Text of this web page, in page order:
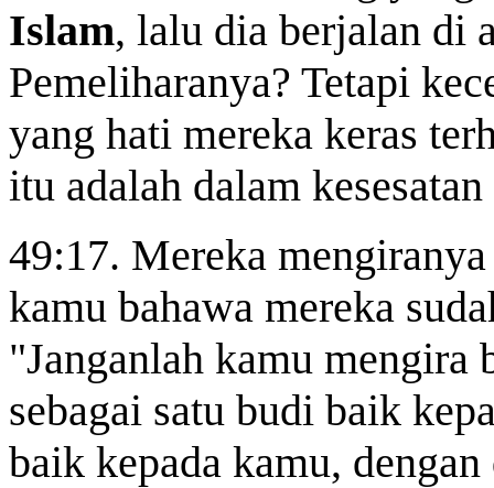
Islam, lalu dia berjalan di
Pemeliharanya? Tetapi
yang hati mereka keras
itu adalah dalam
49:17. Mereka
kamu bahawa mereka
"Janganlah kamu mengira
sebagai satu budi baik
baik kepada kamu,